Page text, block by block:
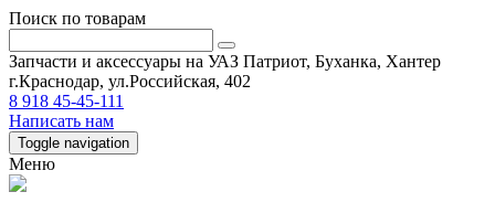
Поиск по товарам
Запчасти и аксессуары на УАЗ Патриот, Буханка, Хантер
г.Краснодар, ул.Российская, 402
8 918 45-45-111
Написать нам
Toggle navigation
Меню